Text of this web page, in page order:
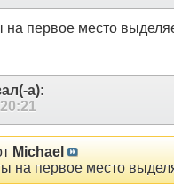
на первое место
а):
20:21
Michael
на первое место